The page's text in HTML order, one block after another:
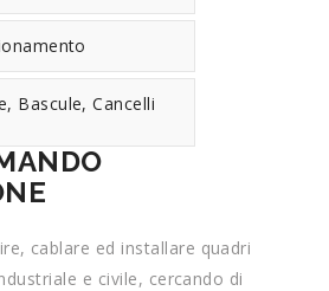
Bascule, Cancelli
cablare ed installare quadri
e civile, cercando di